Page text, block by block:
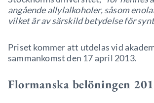
angående allylalkoholer, såsom
vilket är av särskild betydelse för
Priset kommer att utdelas vid
sammankomst den 17 april 2013.
Flormanska belöningen